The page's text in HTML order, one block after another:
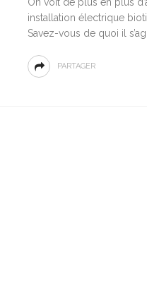
installation électrique
Savez-vous de quoi il
PARTAGER